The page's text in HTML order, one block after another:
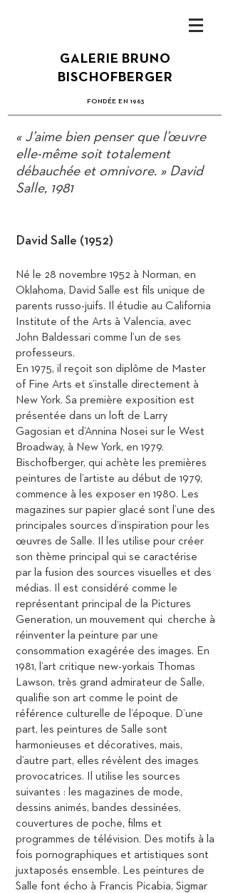
GALERIE BRUNO
BISCHOFBERGER
FONDÉE EN 1963
« J’aime bien penser que l’œuvre
elle-même soit totalement
débauchée et omnivore. » David
Salle, 1981
David Salle (1952)
Né le 28 novembre 1952 à Norman, en
Oklahoma, David Salle est fils unique de
parents russo-juifs. Il étudie au California
Institute of the Arts à Valencia, avec
John Baldessari comme l’un de ses
professeurs.
En 1975, il reçoit son diplôme de Master
of Fine Arts et s’installe directement à
New York. Sa première exposition est
présentée dans un loft de Larry
Gagosian et d’Annina Nosei sur le West
Broadway, à New York, en 1979.
Bischofberger, qui achète les premières
peintures de l’artiste au début de 1979,
commence à les exposer en 1980. Les
magazines sur papier glacé sont l’une des
principales sources d’inspiration pour les
œuvres de Salle. Il les utilise pour créer
son thème principal qui se caractérise
par la fusion des sources visuelles et des
médias. Il est considéré comme le
représentant principal de la Pictures
Generation, un mouvement qui cherche à
réinventer la peinture par une
consommation exagérée des images. En
1981, l’art critique new-yorkais Thomas
Lawson, très grand admirateur de Salle,
qualifie son art comme le point de
référence culturelle de l’époque. D’une
part, les peintures de Salle sont
harmonieuses et décoratives, mais,
d’autre part, elles révèlent des images
provocatrices. Il utilise les sources
suivantes : les magazines de mode,
dessins animés, bandes dessinées,
couvertures de poche, films et
programmes de télévision. Des motifs à la
fois pornographiques et artistiques sont
juxtaposés ensemble. Les peintures de
Salle font écho à Francis Picabia, Sigmar